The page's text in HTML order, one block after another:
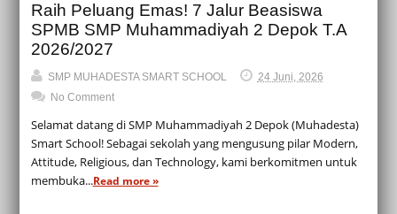
Raih Peluang Emas! 7 Jalur Beasiswa
SPMB SMP Muhammadiyah 2 Depok T.A
2026/2027
SMP MUHADESTA SMART SCHOOL
24 Juni, 2026
No Comment
Selamat datang di SMP Muhammadiyah 2 Depok (Muhadesta)
Smart School! Sebagai sekolah yang mengusung pilar Modern,
Attitude, Religious, dan Technology, kami berkomitmen untuk
membuka...Read more »